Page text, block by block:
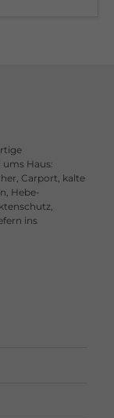
Haus:
Carport, kalte
Hebe-
ins